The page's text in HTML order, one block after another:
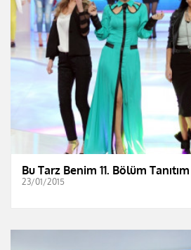
Bu Tarz Benim 11. Bölüm Tanıtım
23/01/2015